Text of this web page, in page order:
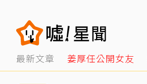
最新文章 姜厚任公開女友